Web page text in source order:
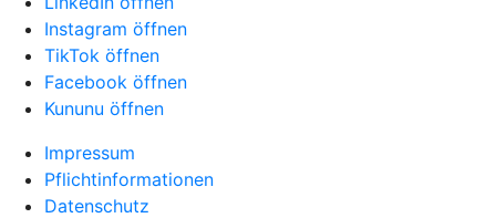
Instagram öffnen
TikTok öffnen
Facebook öffnen
Kununu öffnen
Impressum
Pflichtinformationen
Datenschutz